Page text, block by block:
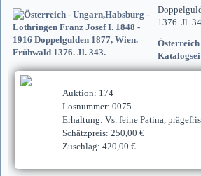
1376. Jl.
Auktion: 174
Losnummer: 0075
Erhaltung: Vs. feine Patina,
Schätzpreis: 250,00 €
Zuschlag: 420,00 €